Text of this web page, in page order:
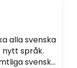
alla svenska
språk.
svenska